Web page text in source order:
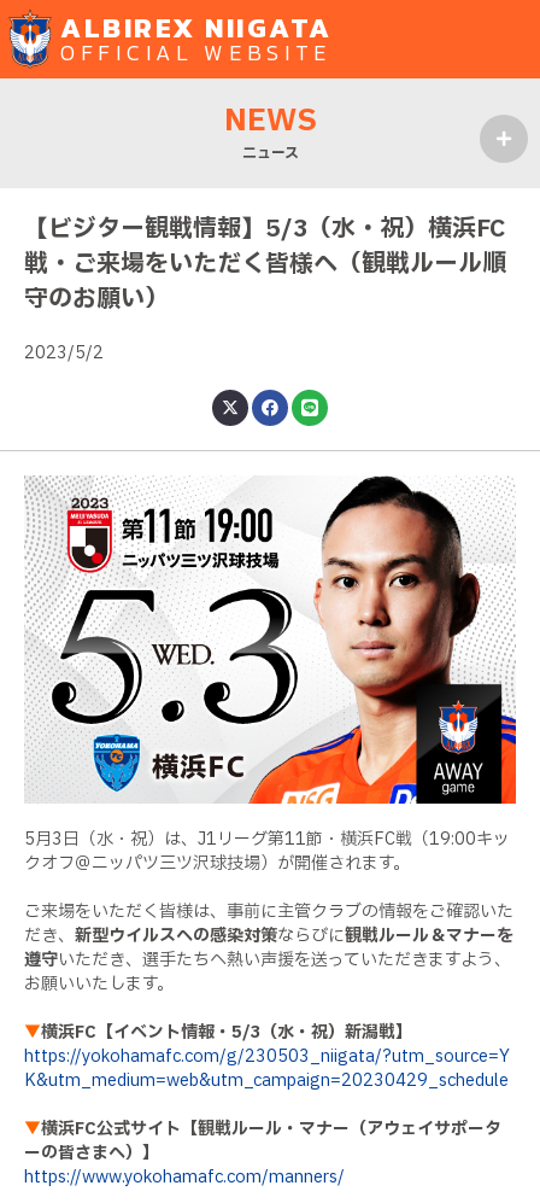
ALBIREX NIIGATA
OFFICIAL WEBSITE
NEWS
ニュース
【ビジター観戦情報】5/3（水・祝）横浜FC
戦・ご来場をいただく皆様へ（観戦ルール順
守のお願い）
2023/5/2
5月3日（水・祝）は、J1リーグ第11節・横浜FC戦（19:00キッ
クオフ＠ニッパツ三ツ沢球技場）が開催されます。
ご来場をいただく皆様は、事前に主管クラブの情報をご確認いた
だき、 新型ウイルスへの感染対策ならびに観戦ルール＆マナーを
遵守いただき、選手たちへ熱い声援を送っていただきますよう、
お願いいたします。
▼横浜FC【イベント情報・5/3（水・祝）新潟戦】
https://yokohamafc.com/g/230503_niigata/?utm_source=Y
K&utm_medium=web&utm_campaign=20230429_schedule
▼横浜FC公式サイト【観戦ルール・マナー（アウェイサポータ
ーの皆さまへ）】
https://www.yokohamafc.com/manners/